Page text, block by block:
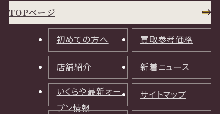
TOPページ
初めての方へ 買取参考価格
店舗紹介 新着ニュース
いくらや最新オー
プン情報
サイトマップ